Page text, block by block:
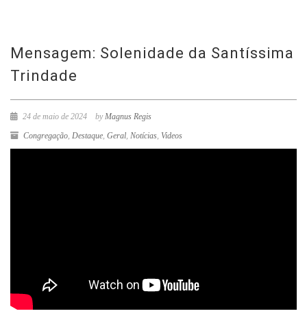
Mensagem: Solenidade da Santíssima
Trindade
24 de maio de 2024 byMagnus Regis
Congregação, Destaque, Geral, Notícias, Videos